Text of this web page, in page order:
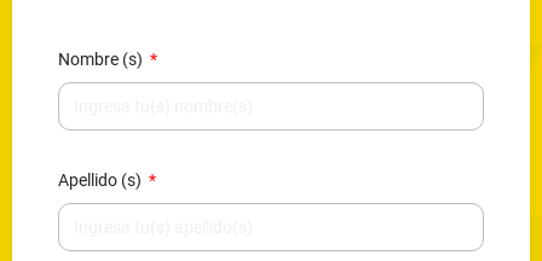
Nombre (s)
Apellido (s)